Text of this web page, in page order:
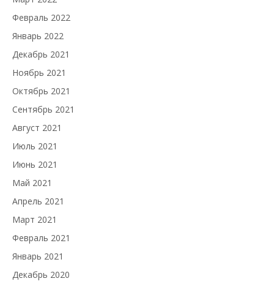
Февраль 2022
Январь 2022
Декабрь 2021
Ноябрь 2021
Октябрь 2021
Сентябрь 2021
Август 2021
Июль 2021
Июнь 2021
Май 2021
Апрель 2021
Март 2021
Февраль 2021
Январь 2021
Декабрь 2020